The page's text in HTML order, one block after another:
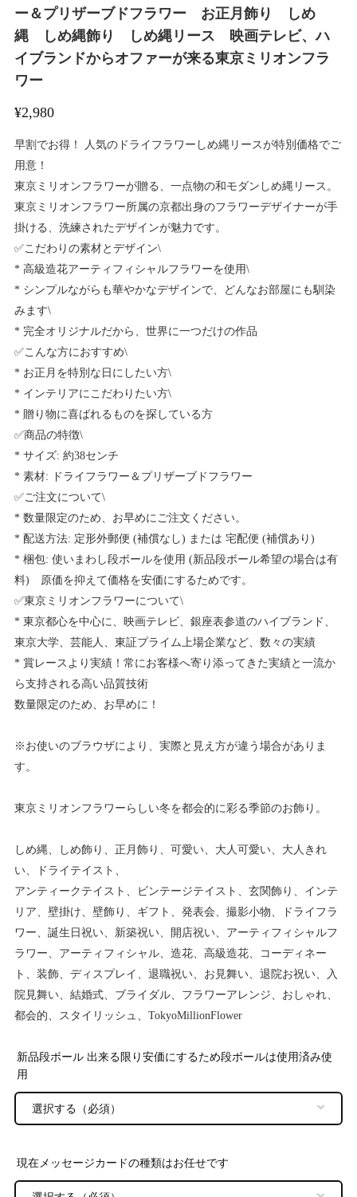
ー＆プリザーブドフラワー お正月飾り しめ
縄 しめ縄飾り しめ縄リース 映画テレビ、ハ
イブランドからオファーが来る東京ミリオンフラ
ワー
¥2,980
早割でお得！ 人気のドライフラワーしめ縄リースが特別価格でご
用意！
東京ミリオンフラワーが贈る、一点物の和モダンしめ縄リース。
東京ミリオンフラワー所属の京都出身のフラワーデザイナーが手
掛ける、洗練されたデザインが魅力です。
✅こだわりの素材とデザイン\
* 高級造花アーティフィシャルフラワーを使用\
* シンプルながらも華やかなデザインで、どんなお部屋にも馴染
みます\
* 完全オリジナルだから、世界に一つだけの作品
✅こんな方におすすめ\
* お正月を特別な日にしたい方\
* インテリアにこだわりたい方\
* 贈り物に喜ばれるものを探している方
✅商品の特徴\
* サイズ: 約38センチ
* 素材: ドライフラワー＆プリザーブドフラワー
✅ご注文について\
* 数量限定のため、お早めにご注文ください。
* 配送方法: 定形外郵便 (補償なし) または 宅配便 (補償あり)
* 梱包: 使いまわし段ボールを使用 (新品段ボール希望の場合は有
料) 原価を抑えて価格を安価にするためです。
✅東京ミリオンフラワーについて\
* 東京都心を中心に、映画テレビ、銀座表参道のハイブランド、
東京大学、芸能人、東証プライム上場企業など、数々の実績
* 賞レースより実績！常にお客様へ寄り添ってきた実績と一流か
ら支持される高い品質技術
数量限定のため、お早めに！
※お使いのブラウザにより、実際と見え方が違う場合がありま
す。
東京ミリオンフラワーらしい冬を都会的に彩る季節のお飾り。
しめ縄、しめ飾り、正月飾り、可愛い、大人可愛い、大人きれ
い、ドライテイスト、
アンティークテイスト、ビンテージテイスト、玄関飾り、インテ
リア、壁掛け、壁飾り、ギフト、発表会、撮影小物、ドライフラ
ワー、誕生日祝い、新築祝い、開店祝い、アーティフィシャルフ
ラワー、アーティフィシャル、造花、高級造花、コーディネー
ト、装飾、ディスプレイ、退職祝い、お見舞い、退院お祝い、入
院見舞い、結婚式、ブライダル、フラワーアレンジ、おしゃれ、
都会的、スタイリッシュ、TokyoMillionFlower
新品段ボール 出来る限り安価にするため段ボールは使用済み使
用
現在メッセージカードの種類はお任せです